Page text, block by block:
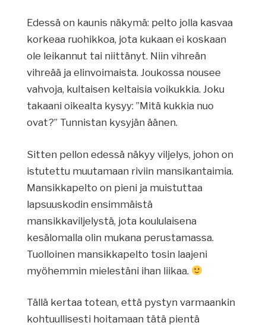
Edessä on kaunis näkymä: pelto jolla kasvaa
korkeaa ruohikkoa, jota kukaan ei koskaan
ole leikannut tai niittänyt. Niin vihreän
vihreää ja elinvoimaista. Joukossa nousee
vahvoja, kultaisen keltaisia voikukkia. Joku
takaani oikealta kysyy: ”Mitä kukkia nuo
ovat?” Tunnistan kysyjän äänen.
Sitten pellon edessä näkyy viljelys, johon on
istutettu muutamaan riviin mansikantaimia.
Mansikkapelto on pieni ja muistuttaa
lapsuuskodin ensimmäistä
mansikkaviljelystä, jota koululaisena
kesälomalla olin mukana perustamassa.
Tuolloinen mansikkapelto tosin laajeni
myöhemmin mielestäni ihan liikaa.
Tällä kertaa totean, että pystyn varmaankin
kohtuullisesti hoitamaan tätä pientä